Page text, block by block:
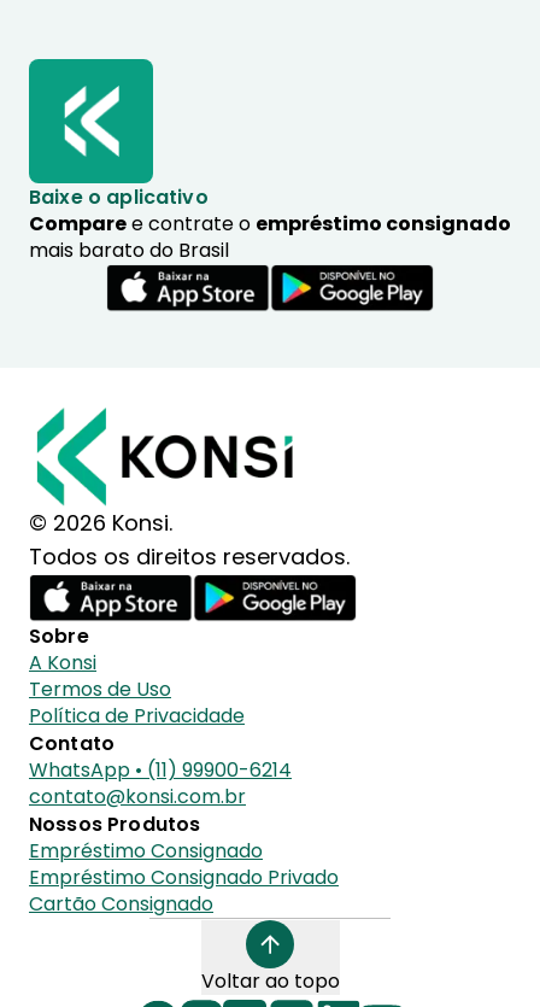
Baixe o aplicativo
Comparee contrate o empréstimo consignado
mais barato do Brasil
© 2026 Konsi.
Todos os direitos reservados.
Sobre
A Konsi
Termos de Uso
Política de Privacidade
Contato
WhatsApp • (11) 99900-6214
contato@konsi.com.br
Nossos Produtos
Empréstimo Consignado
Empréstimo Consignado Privado
Cartão Consignado
Voltar ao topo